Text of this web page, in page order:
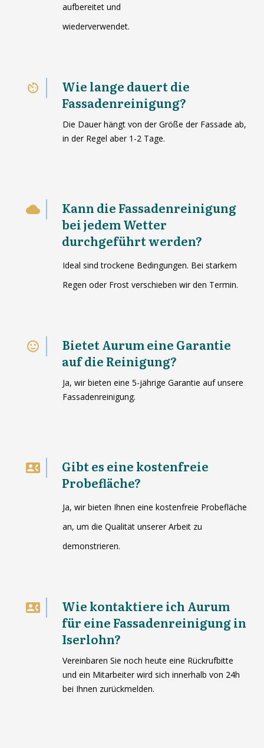
aufbereitet und
wiederverwendet.
Wie lange dauert die
Fassadenreinigung?
Die Dauer hängt von der Größe der Fassade ab,
in der Regel aber 1-2 Tage.
Kann die Fassadenreinigung
bei jedem Wetter
durchgeführt werden?
Ideal sind trockene Bedingungen. Bei starkem
Regen oder Frost verschieben wir den Termin.
Bietet Aurum eine Garantie
auf die Reinigung?
Ja, wir bieten eine 5-jährige Garantie auf unsere
Fassadenreinigung.
Gibt es eine kostenfreie
Probefläche?
Ja, wir bieten Ihnen eine kostenfreie Probefläche
an, um die Qualität unserer Arbeit zu
demonstrieren.
Wie kontaktiere ich Aurum
für eine Fassadenreinigung in
Iserlohn?
Vereinbaren Sie noch heute eine Rückrufbitte
und ein Mitarbeiter wird sich innerhalb von 24h
bei Ihnen zurückmelden.